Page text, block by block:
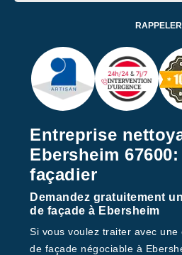
Entreprise
Ebersheim
façadier
Demandez gratuitement
de façade à Ebersheim
Si vous voulez traiter avec
de façade négociable à